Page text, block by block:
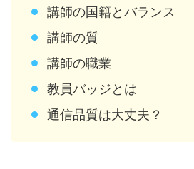
講師の国籍とバランス
講師の質
講師の職業
教員バッジとは
通信品質は大丈夫？